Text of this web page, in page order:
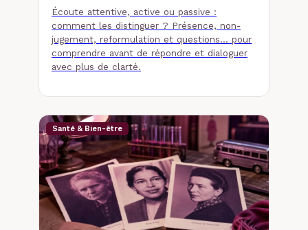
Écoute attentive, active ou passive :
comment les distinguer ? Présence, non-
jugement, reformulation et questions… pour
comprendre avant de répondre et dialoguer
avec plus de clarté.
Santé & Bien-être